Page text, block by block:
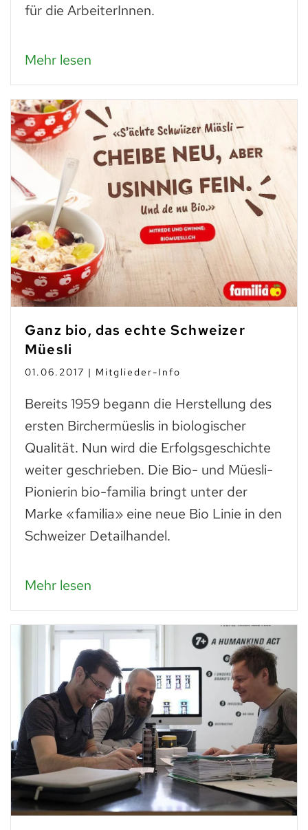
für die ArbeiterInnen.
Mehr lesen
Ganz bio, das echte Schweizer
Müesli
01.06.2017 | Mitglieder-Info
Bereits 1959 begann die Herstellung des
ersten Birchermüeslis in biologischer
Qualität. Nun wird die Erfolgsgeschichte
weiter geschrieben. Die Bio- und Müesli-
Pionierin bio-familia bringt unter der
Marke «familia» eine neue Bio Linie in den
Schweizer Detailhandel.
Mehr lesen